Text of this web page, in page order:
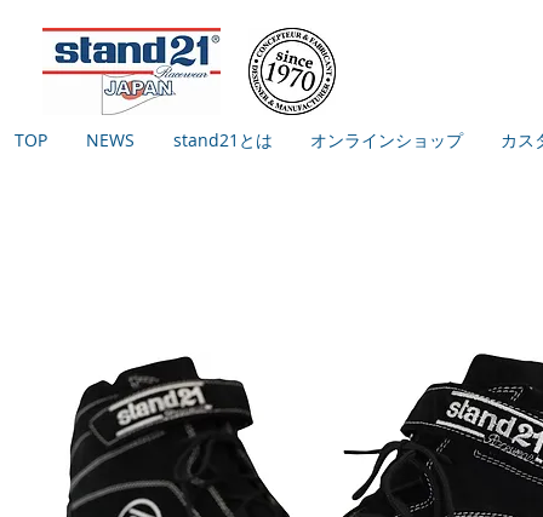
TOP NEWS stand21とは オンラインショップ カス